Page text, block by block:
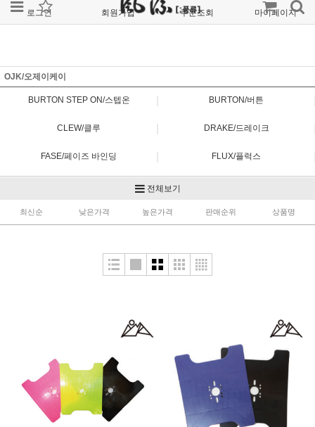
로그인 회원가입 주문조회 마이페이지
OJK/오제이케이
BURTON STEP ON/스텝온 BURTON/버튼
CLEW/클루 DRAKE/드레이크
FASE/페이즈 바인딩 FLUX/플럭스
|
RIDE/라이드 | SALOMON/살로몬
| PLATEPIA/플레이트피아
전체보기
최신순 낮은가격 높은가격 판매순위 상품명